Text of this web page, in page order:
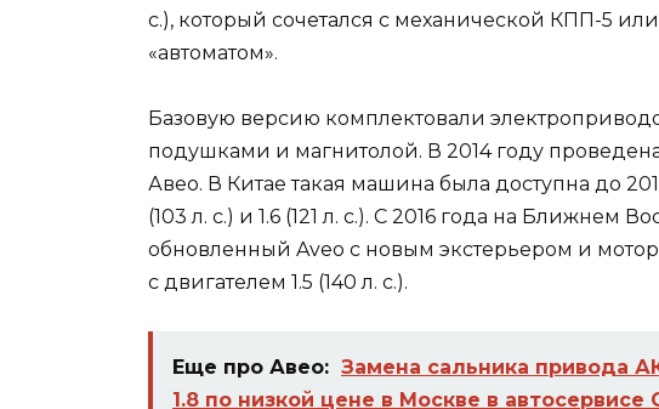
с.), который сочетался с механической КПП-5
«автоматом».
Базовую версию комплектовали
подушками и магнитолой. В 2014 году
Авео. В Китае такая машина была доступна до
(103 л. с.) и 1.6 (121 л. с.). С 2016 года на Ближнем
обновленный Aveo с новым экстерьером и
с двигателем 1.5 (140 л. с.).
Еще про Авео: Замена сальника привода
1.8 по низкой цене в Москве в автосервисе